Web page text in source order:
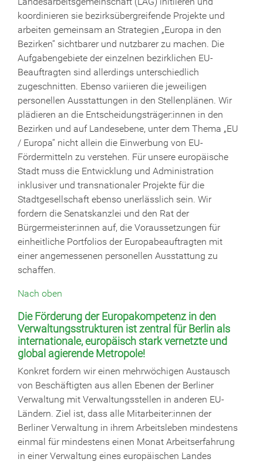
koordinieren sie bezirksübergreifende Projekte und
arbeiten gemeinsam an Strategien „Europa in den
Bezirken“ sichtbarer und nutzbarer zu machen. Die
Aufgabengebiete der einzelnen bezirklichen EU-
Beauftragten sind allerdings unterschiedlich
zugeschnitten. Ebenso variieren die jeweiligen
personellen Ausstattungen in den Stellenplänen. Wir
plädieren an die Entscheidungsträger:innen in den
Bezirken und auf Landesebene, unter dem Thema „EU
/ Europa“ nicht allein die Einwerbung von EU-
Fördermitteln zu verstehen. Für unsere europäische
Stadt muss die Entwicklung und Administration
inklusiver und transnationaler Projekte für die
Stadtgesellschaft ebenso unerlässlich sein. Wir
fordern die Senatskanzlei und den Rat der
Bürgermeister:innen auf, die Voraussetzungen für
einheitliche Portfolios der Europabeauftragten mit
einer angemessenen personellen Ausstattung zu
schaffen.
Nach oben
Die Förderung der Europakompetenz in den
Verwaltungsstrukturen ist zentral für Berlin als
internationale, europäisch stark vernetzte und
global agierende Metropole!
Konkret fordern wir einen mehrwöchigen Austausch
von Beschäftigten aus allen Ebenen der Berliner
Verwaltung mit Verwaltungsstellen in anderen EU-
Ländern. Ziel ist, dass alle Mitarbeiter:innen der
Berliner Verwaltung in ihrem Arbeitsleben mindestens
einmal für mindestens einen Monat Arbeitserfahrung
in einer Verwaltung eines europäischen Landes